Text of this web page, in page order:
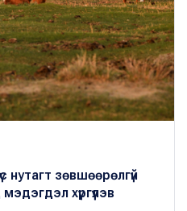
зөвшөөрөлгүй
хүргүүлэв